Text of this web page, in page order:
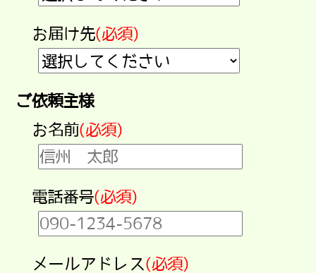
お届け先(必須)
ご依頼主様
お名前(必須)
電話番号(必須)
メールアドレス (必須)